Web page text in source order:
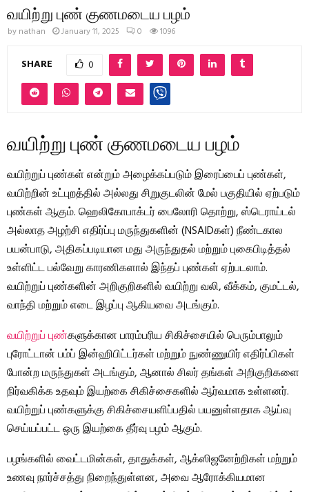
வயிற்று புண் குணமடைய பழம்
by nathan January 11, 2025 0 1096
SHARE 0
வயிற்று புண் குணமடைய பழம்
வயிற்றுப் புண்கள் என்றும் அழைக்கப்படும் இரைப்பைப் புண்கள்,
வயிற்றின் உட்புறத்தில் அல்லது சிறுகுடலின் மேல் பகுதியில் ஏற்படும்
புண்கள் ஆகும். ஹெலிகோபாக்டர் பைலோரி தொற்று, ஸ்டெராய்டல்
அல்லாத அழற்சி எதிர்ப்பு மருந்துகளின் (NSAIDகள்) நீண்டகால
பயன்பாடு, அதிகப்படியான மது அருந்துதல் மற்றும் புகைபிடித்தல்
உள்ளிட்ட பல்வேறு காரணிகளால் இந்தப் புண்கள் ஏற்படலாம்.
வயிற்றுப் புண்களின் அறிகுறிகளில் வயிற்று வலி, வீக்கம், குமட்டல்,
வாந்தி மற்றும் எடை இழப்பு ஆகியவை அடங்கும்.
வயிற்றுப் புண்களுக்கான பாரம்பரிய சிகிச்சையில் பெரும்பாலும்
புரோட்டான் பம்ப் இன்ஹிபிட்டர்கள் மற்றும் நுண்ணுயிர் எதிர்ப்பிகள்
போன்ற மருந்துகள் அடங்கும், ஆனால் சிலர் தங்கள் அறிகுறிகளை
நிர்வகிக்க உதவும் இயற்கை சிகிச்சைகளில் ஆர்வமாக உள்ளனர்.
வயிற்றுப் புண்களுக்கு சிகிச்சையளிப்பதில் பயனுள்ளதாக ஆய்வு
செய்யப்பட்ட ஒரு இயற்கை தீர்வு பழம் ஆகும்.
பழங்களில் வைட்டமின்கள், தாதுக்கள், ஆக்ஸிஜனேற்றிகள் மற்றும்
உணவு நார்ச்சத்து நிறைந்துள்ளன, அவை ஆரோக்கியமான